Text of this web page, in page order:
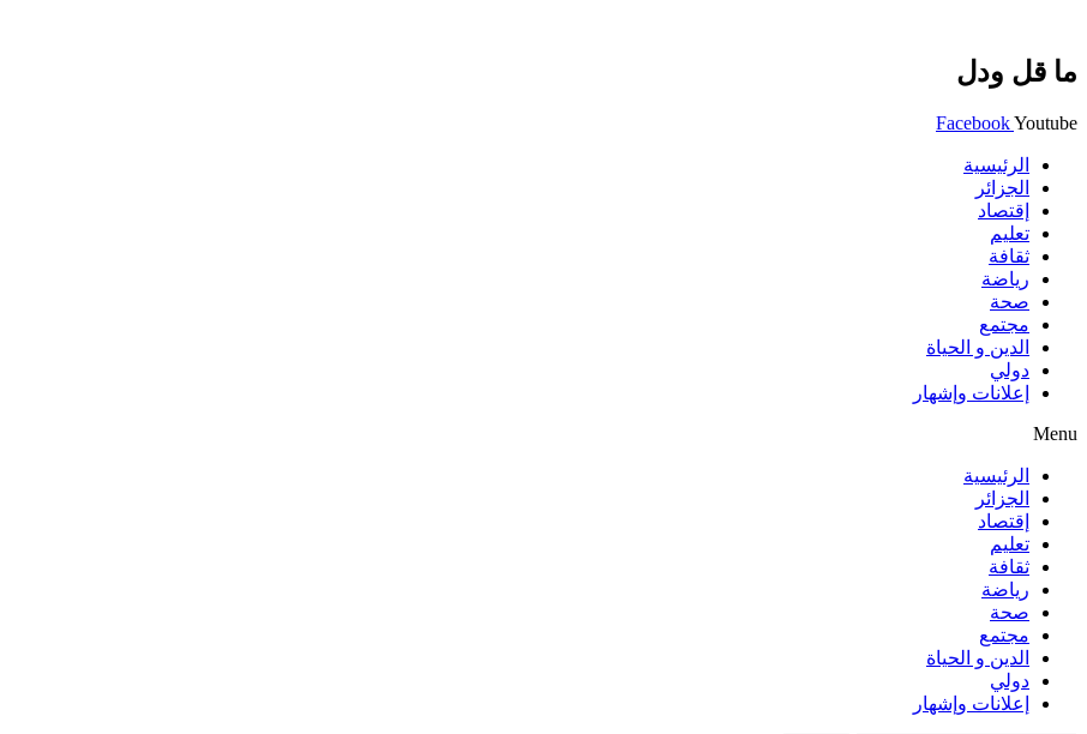
ما قل ودل
FacebookYoutube
الرئيسية
الجزائر
إقتصاد
تعليم
ثقافة
رياضة
صحة
مجتمع
الدين و الحياة
دولي
إعلانات وإشهار
Menu
الرئيسية
الجزائر
إقتصاد
تعليم
ثقافة
رياضة
صحة
مجتمع
الدين و الحياة
دولي
إعلانات وإشهار